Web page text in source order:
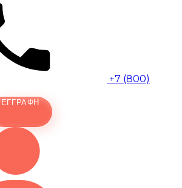
+7 (800)
ΕΓΓΡΑΦΉ